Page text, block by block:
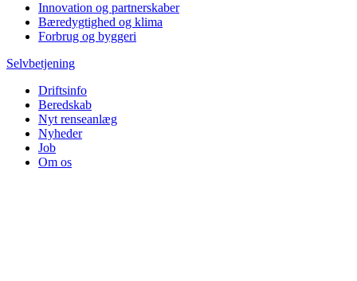
Innovation og partnerskaber
Bæredygtighed og klima
Forbrug og byggeri
Selvbetjening
Driftsinfo
Beredskab
Nyt renseanlæg
Nyheder
Job
Om os